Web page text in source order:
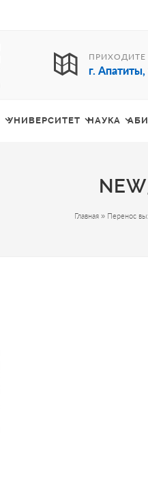
г.
УНИВЕРСИТЕТ НАУКА
Главная» Перенос